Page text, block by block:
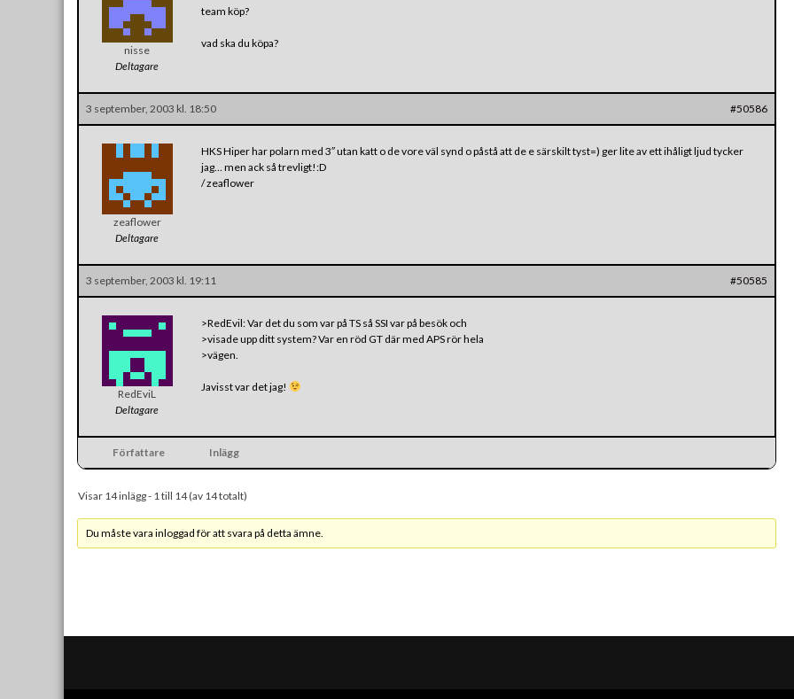
nisse
Deltagare
team köp?
vad ska du köpa?
3 september, 2003 kl. 18:50 #50586
zeaflower
Deltagare
HKS Hiper har polarn med 3″ utan katt o de vore väl synd o påstå att de e särskilt tyst=) ger lite av ett ihåligt ljud tycker
jag… men ack så trevligt!:D
/ zeaflower
3 september, 2003 kl. 19:11 #50585
RedEviL
Deltagare
>RedEvil: Var det du som var på TS så SSI var på besök och
>visade upp ditt system? Var en röd GT där med APS rör hela
>vägen.
Javisst var det jag!
Författare Inlägg
Visar 14 inlägg - 1 till 14 (av 14 totalt)
Du måste vara inloggad för att svara på detta ämne.